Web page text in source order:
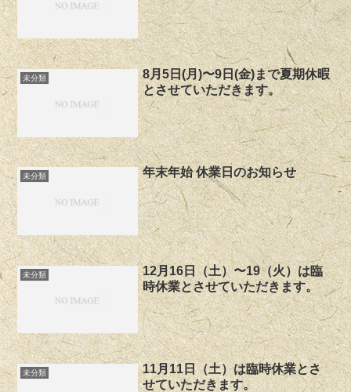
未分類
8月5日(月)〜9日(金)まで夏期休暇
とさせていただきます。
未分類 年末年始 休業日のお知らせ
未分類
12月16日（土）〜19（火）は臨
時休業とさせていただきます。
未分類
11月11日（土）は臨時休業とさ
せていただきます。